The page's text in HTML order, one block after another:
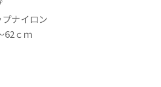
ナイロン
62ｃｍ